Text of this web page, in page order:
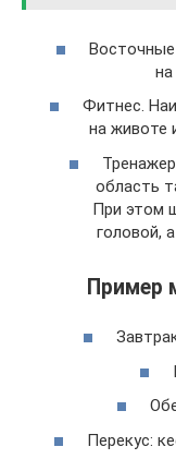
Фитнес.
на животе
область
При этом
головой,
Пример
Перекус: